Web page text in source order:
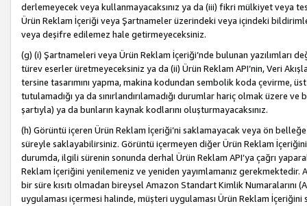
derlemeyecek veya kullanmayacaksınız ya da (iii) fikri mülkiyet veya
Ürün Reklam İçeriği veya Şartnameler üzerindeki veya içindeki
veya deşifre edilemez hale getirmeyeceksiniz.
(g) (i) Şartnameleri veya Ürün Reklam İçeriği’nde bulunan
türev eserler üretmeyeceksiniz ya da (ii) Ürün Reklam API’nin, Veri
tersine tasarımını yapma, makina kodundan sembolik koda çevirme,
tutulamadığı ya da sınırlandırılamadığı durumlar hariç olmak üzere
şartıyla) ya da bunların kaynak kodlarını oluşturmayacaksınız.
(h) Görüntü içeren Ürün Reklam İçeriği’ni saklamayacak veya ön
süreyle saklayabilirsiniz. Görüntü içermeyen diğer Ürün Reklam
durumda, ilgili sürenin sonunda derhal Ürün Reklam API’ya çağrı
Reklam İçeriğini yenilemeniz ve yeniden yayımlamanız gerekmektedir.
bir süre kısıtı olmadan bireysel Amazon Standart Kimlik Numaralarını
uygulaması içermesi halinde, müşteri uygulaması Ürün Reklam